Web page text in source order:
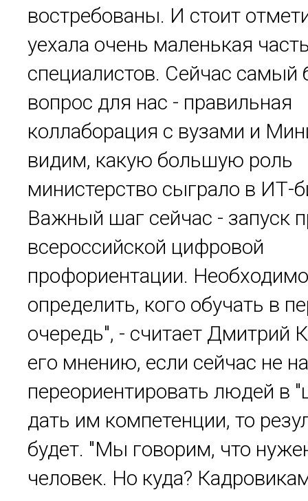
востребованы. И стоит
уехала очень маленькая
специалистов. Сейчас самый
вопрос для нас - правильная
коллаборация с вузами и
видим, какую большую роль
министерство сыграло в ИТ-
Важный шаг сейчас - запуск
всероссийской цифровой
профориентации. Необходимо
определить, кого обучать в
очередь", - считает Дмитрий
его мнению, если сейчас не
переориентировать людей в
дать им компетенции, то
будет. "Мы говорим, что
человек. Но куда?